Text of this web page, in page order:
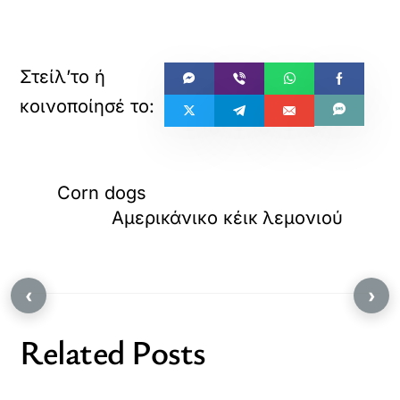
Corn dogs
Αμερικάνικο κέικ λεμονιού
Related Posts
‹ ›